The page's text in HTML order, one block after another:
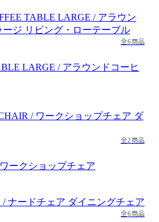
全6商品
LARGE / アラウンドコーヒ
全2商品
ークショップチェア
全6商品